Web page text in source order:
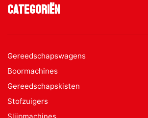
Categoriën
Gereedschapswagens
Boormachines
Gereedschapskisten
Stofzuigers